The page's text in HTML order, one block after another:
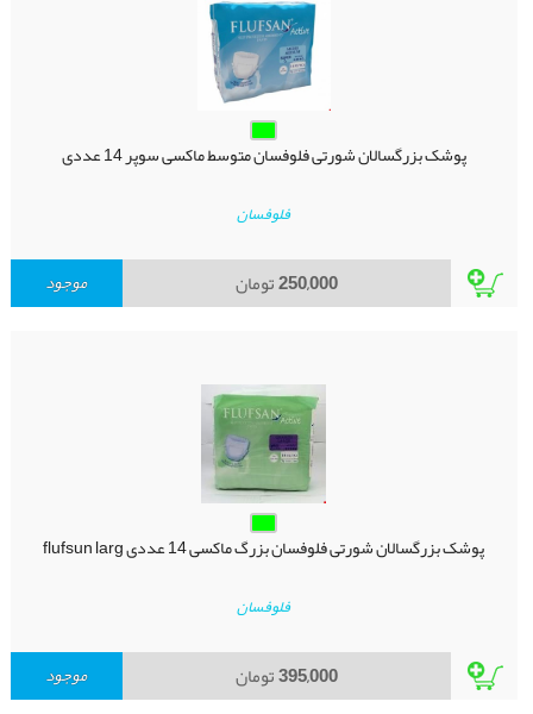
پوشک بزرگسالان شورتی فلوفسان متوسط ماکسی سوپر 14 عددی
فلوفسان
250,000تومان موجود
پوشک بزرگسالان شورتی فلوفسان بزرگ ماکسی 14 عددی flufsun larg
فلوفسان
395,000تومان موجود